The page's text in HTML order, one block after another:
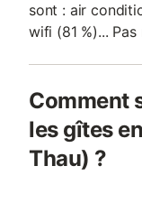
sont : air
wifi (81 %)...
Comment
les gîtes
Thau) ?